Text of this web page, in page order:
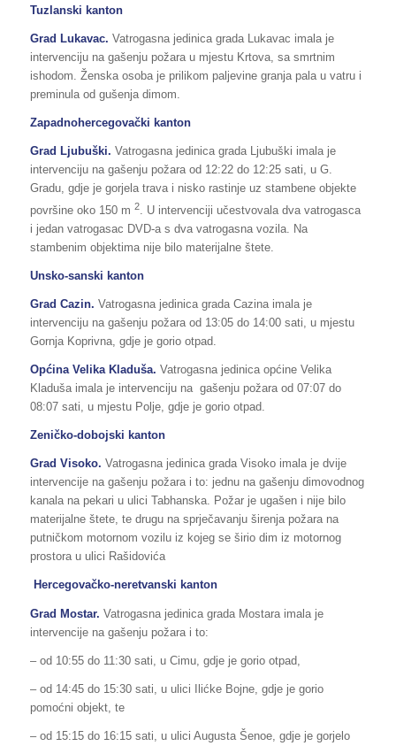
Tuzlanski kanton
Grad Lukavac. Vatrogasna jedinica grada Lukavac imala je
intervenciju na gašenju požara u mjestu Krtova, sa smrtnim
ishodom. Ženska osoba je prilikom paljevine granja pala u vatru i
preminula od gušenja dimom.
Zapadnohercegovački kanton
Grad Ljubuški. Vatrogasna jedinica grada Ljubuški imala je
intervenciju na gašenju požara od 12:22 do 12:25 sati, u G.
Gradu, gdje je gorjela trava i nisko rastinje uz stambene objekte
površine oko 150 m 2. U intervenciji učestvovala dva vatrogasca
i jedan vatrogasac DVD-a s dva vatrogasna vozila. Na
stambenim objektima nije bilo materijalne štete.
Unsko-sanski kanton
Grad Cazin. Vatrogasna jedinica grada Cazina imala je
intervenciju na gašenju požara od 13:05 do 14:00 sati, u mjestu
Gornja Koprivna, gdje je gorio otpad.
Općina Velika Kladuša. Vatrogasna jedinica općine Velika
Kladuša imala je intervenciju na gašenju požara od 07:07 do
08:07 sati, u mjestu Polje, gdje je gorio otpad.
Zeničko-dobojski kanton
Grad Visoko. Vatrogasna jedinica grada Visoko imala je dvije
intervencije na gašenju požara i to: jednu na gašenju dimovodnog
kanala na pekari u ulici Tabhanska. Požar je ugašen i nije bilo
materijalne štete, te drugu na sprječavanju širenja požara na
putničkom motornom vozilu iz kojeg se širio dim iz motornog
prostora u ulici Rašidovića
Hercegovačko-neretvanski kanton
Grad Mostar. Vatrogasna jedinica grada Mostara imala je
intervencije na gašenju požara i to:
– od 10:55 do 11:30 sati, u Cimu, gdje je gorio otpad,
– od 14:45 do 15:30 sati, u ulici Ilićke Bojne, gdje je gorio
pomoćni objekt, te
– od 15:15 do 16:15 sati, u ulici Augusta Šenoe, gdje je gorjelo